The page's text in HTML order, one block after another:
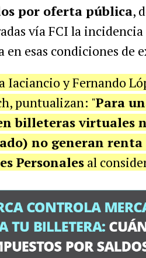
por oferta pública,
vía FCI la
en esas condiciones de
Iaciancio y Fernando
puntualizan: "Para
billeteras virtuales
no generan renta
Personalesal